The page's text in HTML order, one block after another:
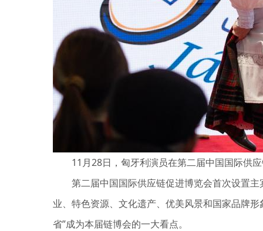
11月28日，匈牙利演员在第二届中国国际供应
第二届中国国际供应链促进博览会首次设置主
业、特色资源、文化遗产、优美风景和国家品牌
省”成为本届链博会的一大看点。